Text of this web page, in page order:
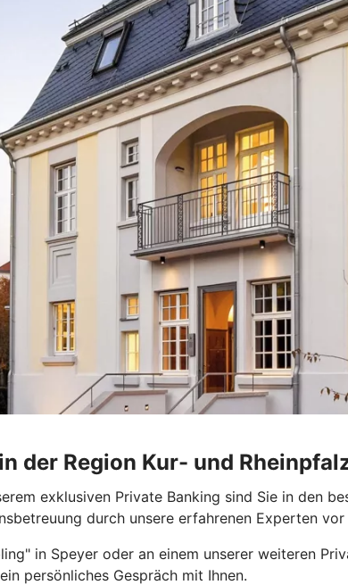
der Region Kur- und
exklusiven Private Banking sind Sie in den
durch unsere erfahrenen Experten vor
in Speyer oder an einem unserer weiteren
persönliches Gespräch mit Ihnen.